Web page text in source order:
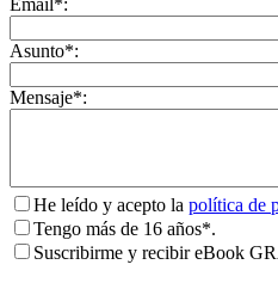
Email*:
Asunto*:
Mensaje*:
He leído y acepto la política de
Tengo más de 16 años*.
Suscribirme y recibir eBook